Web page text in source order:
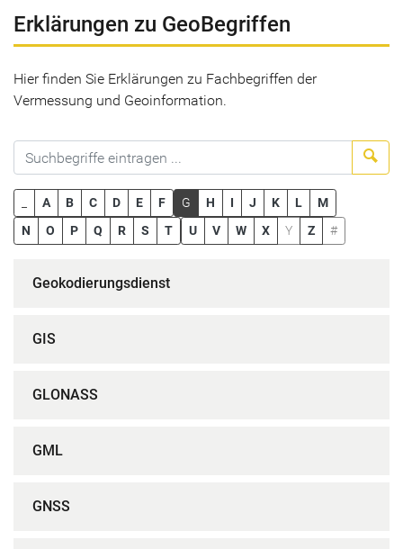
Erklärungen zu GeoBegriffen
Hier finden Sie Erklärungen zu Fachbegriffen der
Vermessung und Geoinformation.
A B C D E F G H I J K L
M
N
O P Q R S T U V W X Y Z #
Geokodierungsdienst
GIS
GLONASS
GML
GNSS